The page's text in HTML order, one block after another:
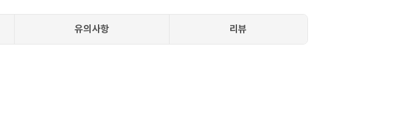
유의사항 리뷰